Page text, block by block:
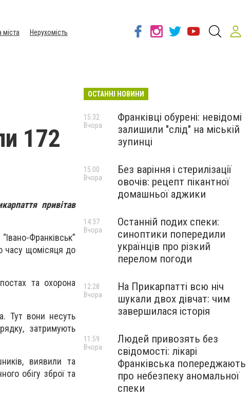
міста
Нерухомість
172
привітав
Франківськ”
часу щомісяця до
та охорона
Тут вони несуть
затримують
виявили та
обігу зброї та
ОСТАННІ НОВИНИ
Франківці обурені: невідомі
залишили "слід" на міській
зупинці
15:32
Вчора
Без варіння і стерилізації
овочів: рецепт пікантної
домашньої аджики
15:00
Вчора
Останній подих спеки:
синоптики попередили
українців про різкий
перелом погоди
14:37
Вчора
На Прикарпатті всю ніч
шукали двох дівчат: чим
завершилася історія
12:28
Вчора
Людей привозять без
свідомості: лікарі
Франківська попереджають
про небезпеку аномальної
спеки
11:59
Вчора